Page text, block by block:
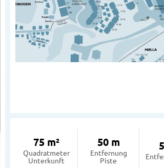
75 m²
Quadratmeter
Unterkunft
50 m
Entfernung
Piste